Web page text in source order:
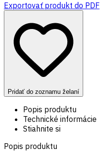
Exportovať produkt do PDF
Pridať do zoznamu želaní
Popis produktu
Technické informácie
Stiahnite si
Popis produktu